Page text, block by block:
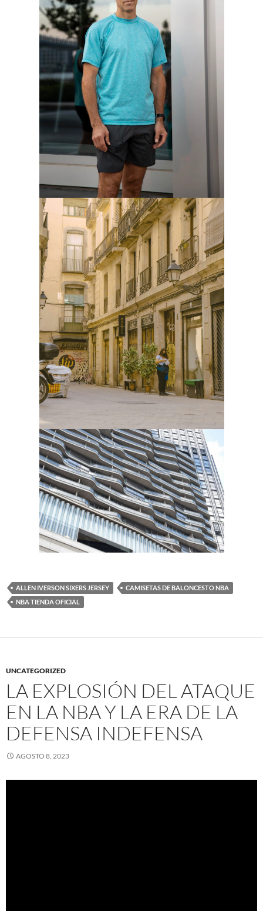
ALLEN IVERSON SIXERS JERSEY
CAMISETAS DE BALONCESTO NBA
NBA TIENDA OFICIAL
UNCATEGORIZED
LA EXPLOSIÓN DEL ATAQUE
EN LA NBA Y LA ERA DE LA
DEFENSA INDEFENSA
AGOSTO 8, 2023